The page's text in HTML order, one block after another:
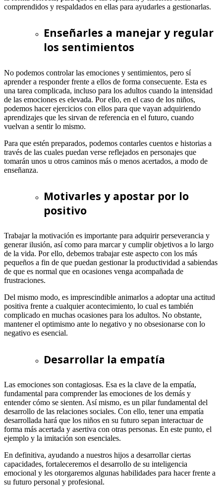
comprendidos y respaldados en ellas para ayudarles a gestionarlas.
Enseñarles a manejar y regular
los sentimientos
No podemos controlar las emociones y sentimientos, pero sí
aprender a responder frente a ellos de forma consecuente. Esta es
una tarea complicada, incluso para los adultos cuando la intensidad
de las emociones es elevada. Por ello, en el caso de los niños,
podemos hacer ejercicios con ellos para que vayan adquiriendo
aprendizajes que les sirvan de referencia en el futuro, cuando
vuelvan a sentir lo mismo.
Para que estén preparados, podemos contarles cuentos e historias a
través de las cuales puedan verse reflejados en personajes que
tomarán unos u otros caminos más o menos acertados, a modo de
enseñanza.
Motivarles y apostar por lo
positivo
Trabajar la motivación es importante para adquirir perseverancia y
generar ilusión, así como para marcar y cumplir objetivos a lo largo
de la vida. Por ello, debemos trabajar este aspecto con los más
pequeños a fin de que puedan gestionar la productividad a sabiendas
de que es normal que en ocasiones venga acompañada de
frustraciones.
Del mismo modo, es imprescindible animarlos a adoptar una actitud
positiva frente a cualquier acontecimiento, lo cual es también
complicado en muchas ocasiones para los adultos. No obstante,
mantener el optimismo ante lo negativo y no obsesionarse con lo
negativo es esencial.
Desarrollar la empatía
Las emociones son contagiosas. Esa es la clave de la empatía,
fundamental para comprender las emociones de los demás y
entender cómo se sienten. Así mismo, es un pilar fundamental del
desarrollo de las relaciones sociales. Con ello, tener una empatía
desarrollada hará que los niños en su futuro sepan interactuar de
forma más acertada y asertiva con otras personas. En este punto, el
ejemplo y la imitación son esenciales.
En definitiva, ayudando a nuestros hijos a desarrollar ciertas
capacidades, fortaleceremos el desarrollo de su inteligencia
emocional y les otorgaremos algunas habilidades para hacer frente a
su futuro personal y profesional.